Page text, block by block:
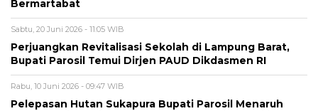
Bermartabat
Sabtu, 20 Juni 2026 - 11:05 WIB
Perjuangkan Revitalisasi Sekolah di Lampung Barat,
Bupati Parosil Temui Dirjen PAUD Dikdasmen RI
Rabu, 10 Juni 2026 - 09:47 WIB
Pelepasan Hutan Sukapura Bupati Parosil Menaruh